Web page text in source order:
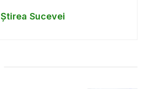
Știrea Sucevei